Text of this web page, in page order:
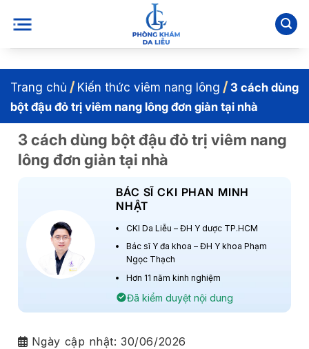
qua
Trang chủ / Kiến thức viêm nang lông /3 cách dùng
bột đậu đỏ trị viêm nang lông đơn giản tại nhà
3 cách dùng bột đậu đỏ trị viêm nang
lông đơn giản tại nhà
BÁC SĨ CKI PHAN MINH
NHẬT
CKI Da Liễu – ĐH Y dược TP.HCM
Bác sĩ Y đa khoa – ĐH Y khoa Phạm
Ngọc Thạch
Hơn 11 năm kinh nghiệm
Đã kiểm duyệt nội dung
Ngày cập nhật:30/06/2026